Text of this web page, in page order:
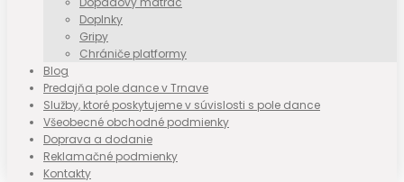
Doplnky
Gripy
Chrániče platformy
Blog
Predajňa pole dance v Trnave
Služby, ktoré poskytujeme v súvislosti s pole dance
Všeobecné obchodné podmienky
Doprava a dodanie
Reklamačné podmienky
Kontakty